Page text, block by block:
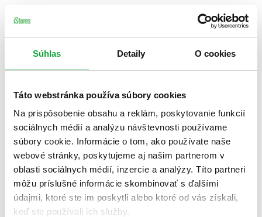
Súhlas Detaily O cookies
Táto webstránka používa súbory cookies
Na prispôsobenie obsahu a reklám, poskytovanie funkcií
sociálnych médií a analýzu návštevnosti používame
súbory cookie. Informácie o tom, ako používate naše
webové stránky, poskytujeme aj našim partnerom v
oblasti sociálnych médií, inzercie a analýzy. Títo partneri
môžu príslušné informácie skombinovať s ďalšími
údajmi, ktoré ste im poskytli alebo ktoré od vás získali,
keď ste používali ich služby.